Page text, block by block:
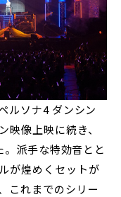
ルソナ4 ダンシン
映像上映に続き、
派手な特効音とと
が煌めくセットが
これまでのシリー